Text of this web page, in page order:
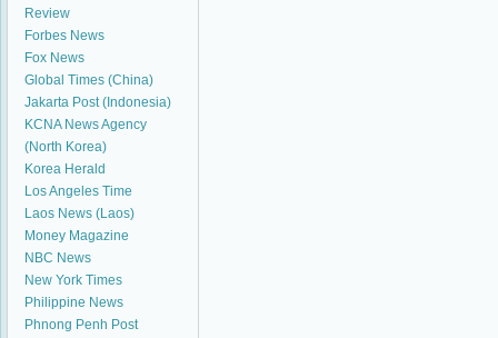
Review
Forbes News
Fox News
Global Times (China)
Jakarta Post (Indonesia)
KCNA News Agency
(North Korea)
Korea Herald
Los Angeles Time
Laos News (Laos)
Money Magazine
NBC News
New York Times
Philippine News
Phnong Penh Post